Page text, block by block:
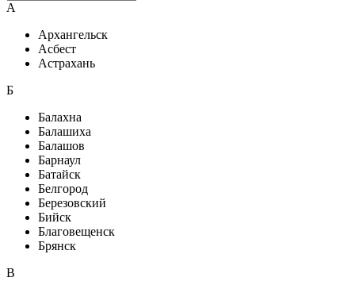
А
Архангельск
Асбест
Астрахань
Б
Балахна
Балашиха
Балашов
Барнаул
Батайск
Белгород
Березовский
Бийск
Благовещенск
Брянск
В